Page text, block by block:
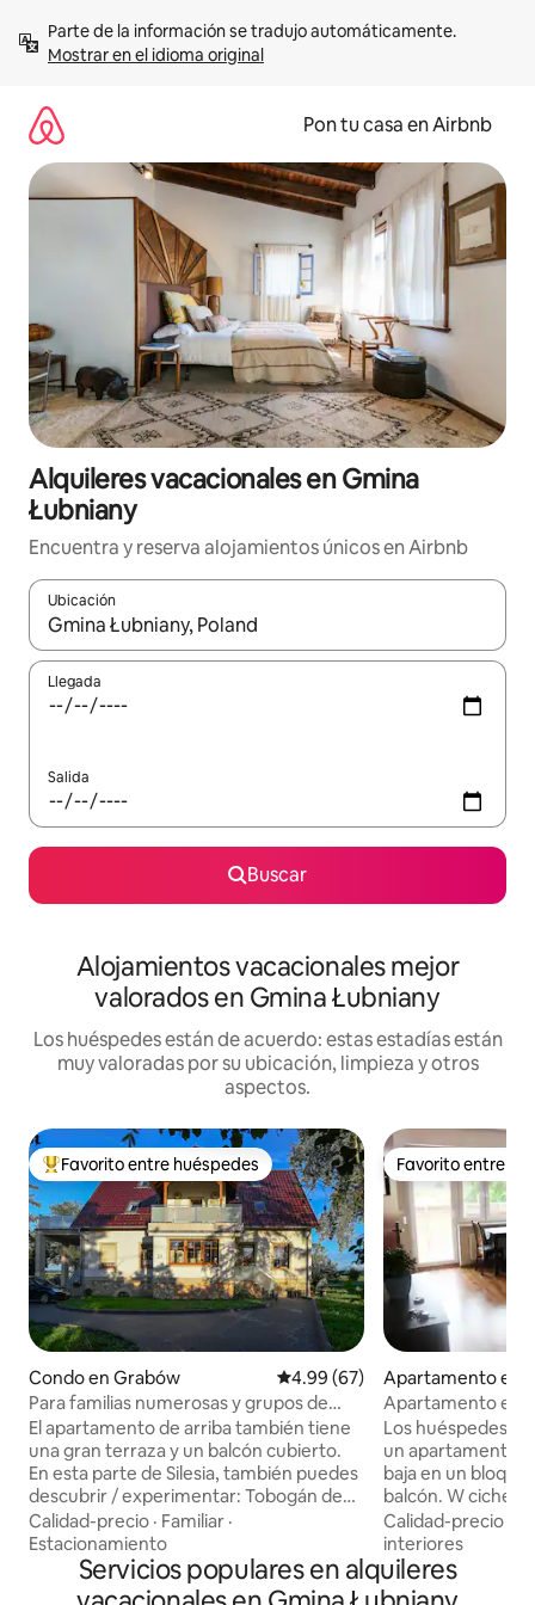
contenidoMostrar en el idioma original
Pon tu casa en Airbnb
Alquileres vacacionales en Gmina
Łubniany
Encuentra y reserva alojamientos únicos en Airbnb
Ubicación
Cuando los resultados estén disponibles, navega con las
Llegada
Salida
Buscar
Alojamientos vacacionales mejor
valorados en Gmina Łubniany
Los huéspedes están de acuerdo: estas estadías están
muy valoradas por su ubicación, limpieza y otros
aspectos.
Favorito entre huéspedes preferido
Favorito entre huéspedes
Condo en Grabów Calificación promedio: 4.99 de
4.99 (67)
Para familias numerosas y grupos de
hasta 10 personas
El apartamento de arriba también tiene
una gran terraza y un balcón cubierto.
En esta parte de Silesia, también puedes
descubrir / experimentar: Tobogán de
trineos de verano a 19 km Paisaje
lacustre Turawa / parque de escalada 18
km Silesia Ring / aeródromo (vuelos
panorámicos) 10 km Parque de golf
Calidad-precio · Familiar ·
Estacionamiento
Favorito entre
Favorito entre
Apartamento en
Wielki
Apartamento en
Wielki
Los huéspedes
un apartamento
baja en un
balcón. W cichej okolicy z dużą ilością
zieleni. ---- Los
un apartamento
baja con balcón en un bloque de
apartamentos.
Calidad-precio
interiores
Servicios populares en alquileres